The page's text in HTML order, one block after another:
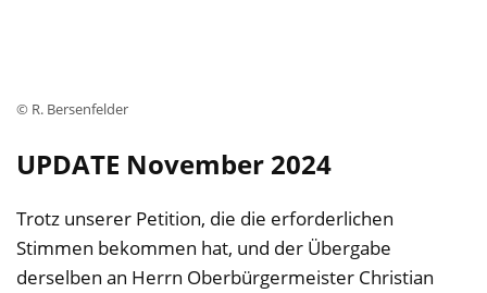
© R. Bersenfelder
UPDATE November 2024
Trotz unserer Petition, die die erforderlichen
Stimmen bekommen hat, und der Übergabe
derselben an Herrn Oberbürgermeister Christian